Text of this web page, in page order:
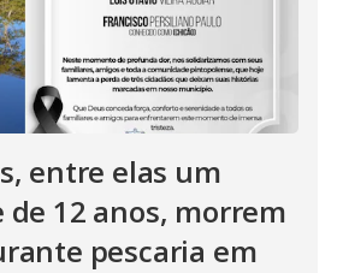
entre elas um
de 12 anos, morrem
pescaria em